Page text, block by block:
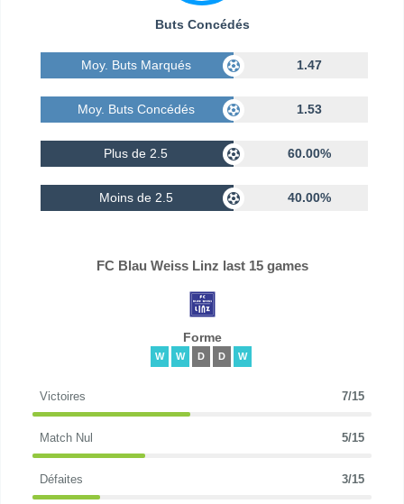
Buts Concédés
Moy. Buts Marqués 1.47
Moy. Buts Concédés 1.53
Plus de 2.5 60.00%
Moins de 2.5 40.00%
FC Blau Weiss Linz last 15 games
Forme
W W D D W
Victoires 7/15
Match Nul 5/15
Défaites 3/15